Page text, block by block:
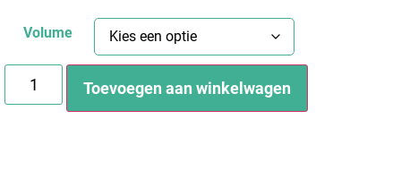
Volume
Toevoegen aan winkelwagen